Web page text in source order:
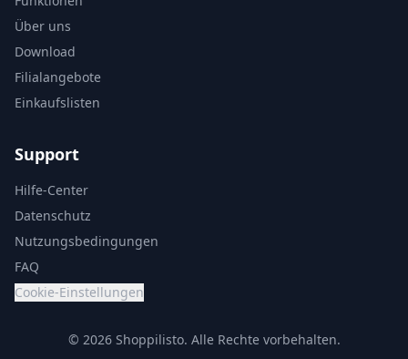
Über uns
Download
Filialangebote
Einkaufslisten
Support
Hilfe-Center
Datenschutz
Nutzungsbedingungen
FAQ
Cookie-Einstellungen
© 2026 Shoppilisto. Alle Rechte vorbehalten.